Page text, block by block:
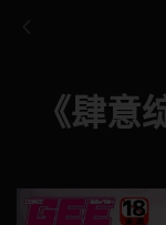
《肆意